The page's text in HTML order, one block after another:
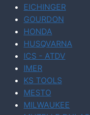
EICHINGER
GOURDON
HONDA
HUSQVARNA
ICS - ATDV
IMER
KS TOOLS
MESTO
MILWAUKEE